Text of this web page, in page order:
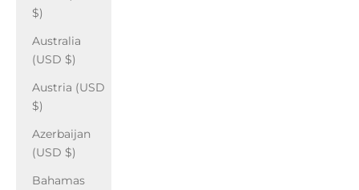
$)
Australia
(USD $)
Austria (USD
$)
Azerbaijan
(USD $)
Bahamas